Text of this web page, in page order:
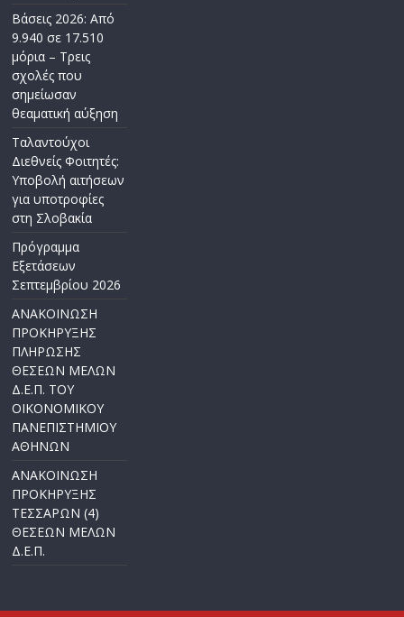
Βάσεις 2026: Από
9.940 σε 17.510
μόρια – Τρεις
σχολές που
σημείωσαν
θεαματική αύξηση
Ταλαντούχοι
Διεθνείς Φοιτητές:
Υποβολή αιτήσεων
για υποτροφίες
στη Σλοβακία
Πρόγραμμα
Εξετάσεων
Σεπτεμβρίου 2026
ΑΝΑΚΟΙΝΩΣΗ
ΠΡΟΚΗΡΥΞΗΣ
ΠΛΗΡΩΣΗΣ
ΘΕΣΕΩΝ ΜΕΛΩΝ
Δ.Ε.Π. ΤΟΥ
ΟΙΚΟΝΟΜΙΚΟΥ
ΠΑΝΕΠΙΣΤΗΜΙΟΥ
ΑΘΗΝΩΝ
ΑΝΑΚΟΙΝΩΣΗ
ΠΡΟΚΗΡΥΞΗΣ
ΤΕΣΣΑΡΩΝ (4)
ΘΕΣΕΩΝ ΜΕΛΩΝ
Δ.Ε.Π.